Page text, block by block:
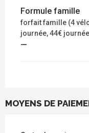
Formule famille
forfait famille (4
journée, 44€ journée
—
MOYENS DE